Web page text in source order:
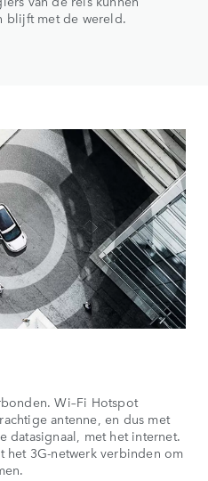
blijft met de wereld.
Wi–Fi Hotspot
antenne, en dus met
datasignaal, met het internet.
het 3G-netwerk verbinden om